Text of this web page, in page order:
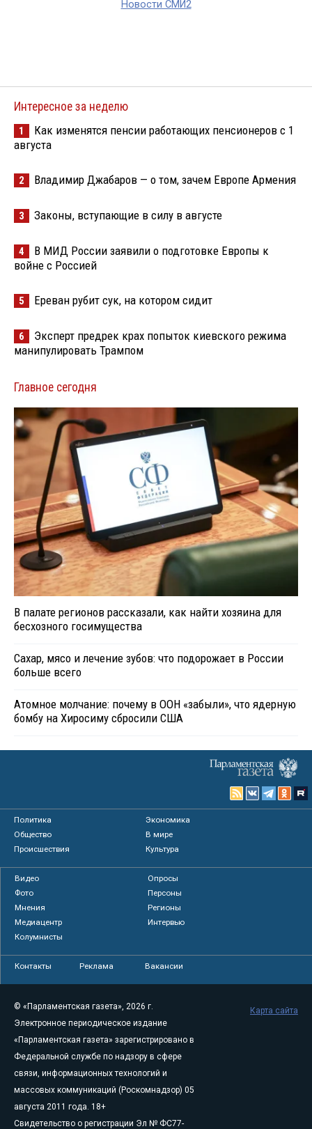
Новости СМИ2
Интересное за неделю
1
Как изменятся пенсии работающих пенсионеров с 1
августа
2 Владимир Джабаров — о том, зачем Европе Армения
3 Законы, вступающие в силу в августе
4
В МИД России заявили о подготовке Европы к
войне с Россией
5 Ереван рубит сук, на котором сидит
6
Эксперт предрек крах попыток киевского режима
манипулировать Трампом
Главное сегодня
В палате регионов рассказали, как найти хозяина для
бесхозного госимущества
Сахар, мясо и лечение зубов: что подорожает в России
больше всего
Атомное молчание: почему в ООН «забыли», что ядерную
бомбу на Хиросиму сбросили США
Политика
Экономика
Общество
В мире
Происшествия
Культура
Видео
Опросы
Фото
Персоны
Мнения
Регионы
Медиацентр
Интервью
Колумнисты
Контакты Реклама Вакансии
© «Парламентская газета», 2026 г.
Электронное периодическое издание
«Парламентская газета» зарегистрировано в
Федеральной службе по надзору в сфере
связи, информационных технологий и
массовых коммуникаций (Роскомнадзор) 05
августа 2011 года. 18+
Свидетельство о регистрации Эл № ФС77-
Карта сайта